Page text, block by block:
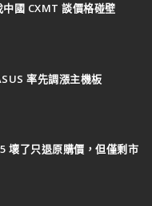
國 CXMT 談價格碰壁
率先調漲主機板
壞了只退原購價，但僅剩市